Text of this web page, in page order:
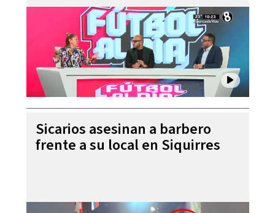
Sicarios asesinan a barbero
frente a su local en Siquirres